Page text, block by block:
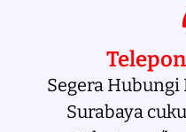
Segera
Surabaya